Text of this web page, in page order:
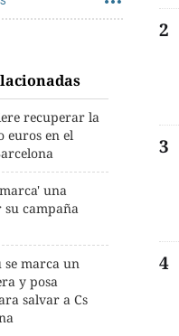
recuperar la
euros en el
una
campaña
se marca un
y posa
salvar a Cs